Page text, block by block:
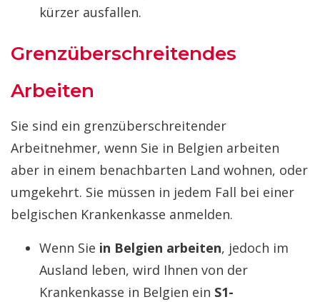
kürzer ausfallen.
Grenzüberschreitendes
Arbeiten
Sie sind ein grenzüberschreitender
Arbeitnehmer, wenn Sie in Belgien arbeiten
aber in einem benachbarten Land wohnen, oder
umgekehrt. Sie müssen in jedem Fall bei einer
belgischen Krankenkasse anmelden.
Wenn Sie in Belgien arbeiten, jedoch im
Ausland leben, wird Ihnen von der
Krankenkasse in Belgien ein S1-